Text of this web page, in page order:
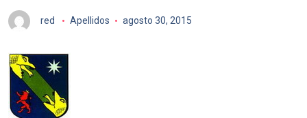
red Apellidos agosto 30, 2015